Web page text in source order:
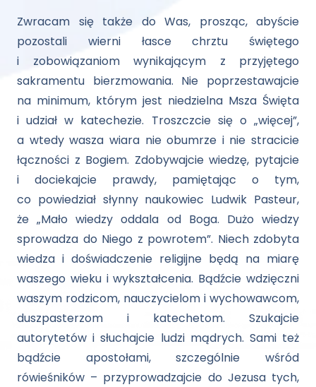
Zwracam się także do Was, prosząc, abyście
pozostali wierni łasce chrztu świętego
i zobowiązaniom wynikającym z przyjętego
sakramentu bierzmowania. Nie poprzestawajcie
na minimum, którym jest niedzielna Msza Święta
i udział w katechezie. Troszczcie się o „więcej”,
a wtedy wasza wiara nie obumrze i nie stracicie
łączności z Bogiem. Zdobywajcie wiedzę, pytajcie
i dociekajcie prawdy, pamiętając o tym,
co powiedział słynny naukowiec Ludwik Pasteur,
że „Mało wiedzy oddala od Boga. Dużo wiedzy
sprowadza do Niego z powrotem”. Niech zdobyta
wiedza i doświadczenie religijne będą na miarę
waszego wieku i wykształcenia. Bądźcie wdzięczni
waszym rodzicom, nauczycielom i wychowawcom,
duszpasterzom i katechetom. Szukajcie
autorytetów i słuchajcie ludzi mądrych. Sami też
bądźcie apostołami, szczególnie wśród
rówieśników – przyprowadzajcie do Jezusa tych,